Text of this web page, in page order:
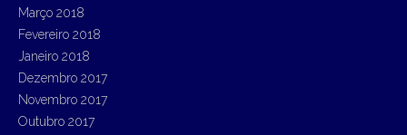
Março 2018
Fevereiro 2018
Janeiro 2018
Dezembro 2017
Novembro 2017
Outubro 2017